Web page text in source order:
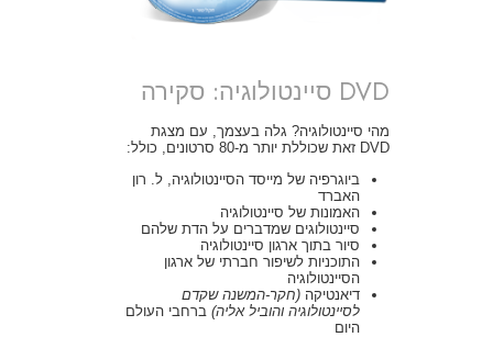
DVD סיינטולוגיה: סקירה
מהי סיינטולוגיה? גלה בעצמך, עם מצגת
DVD זאת שכוללת יותר מ-80 סרטונים, כולל:
ביוגרפיה של מייסד הסיינטולוגיה, ל. רון
האברד
האמונות של סיינטולוגיה
סיינטולוגים שמדברים על הדת שלהם
סיור בתוך ארגון סיינטולוגיה
התוכניות לשיפור חברתי של ארגון
הסיינטולוגיה
דיאנטיקה (חקר-המשנה שקדם
לסיינטולוגיה והוביל אליה)ברחבי העולם
היום